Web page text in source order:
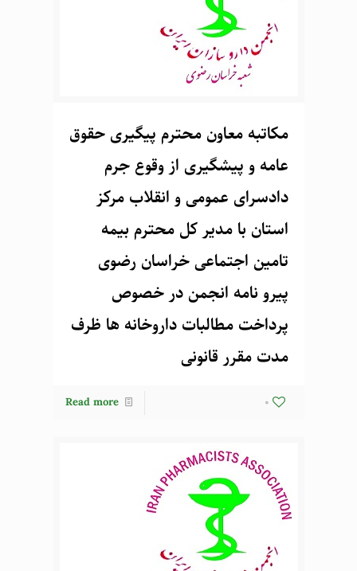
مکاتبه معاون محترم پیگیری حقوق
عامه و پیشگیری از وقوع جرم
دادسرای عمومی و انقلاب مرکز
استان با مدیر کل محترم بیمه
تامین اجتماعی خراسان رضوی
پیرو نامه انجمن در خصوص
پرداخت مطالبات داروخانه ها ظرف
مدت مقرر قانونی
0
Read more